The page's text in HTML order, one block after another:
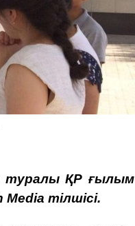
туралыҚР ғылым
Media тілшісі.